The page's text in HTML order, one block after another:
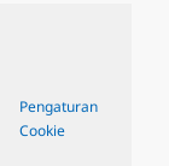
Pengaturan
Cookie